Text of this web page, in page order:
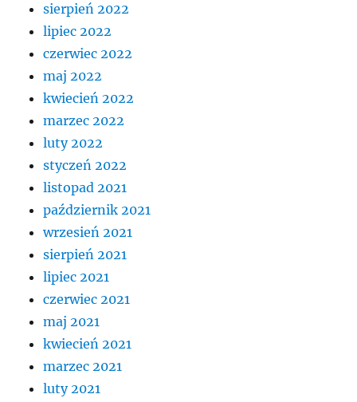
sierpień 2022
lipiec 2022
czerwiec 2022
maj 2022
kwiecień 2022
marzec 2022
luty 2022
styczeń 2022
listopad 2021
październik 2021
wrzesień 2021
sierpień 2021
lipiec 2021
czerwiec 2021
maj 2021
kwiecień 2021
marzec 2021
luty 2021